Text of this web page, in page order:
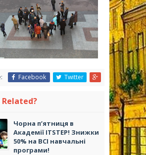
Facebook Twitter
Чорна п’ятниця в
Академії ITSTEP! Знижки
50% на ВСІ навчальні
програми!